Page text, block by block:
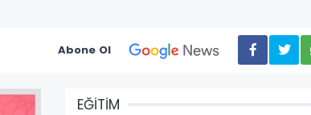
Abone Ol
EĞİTİM